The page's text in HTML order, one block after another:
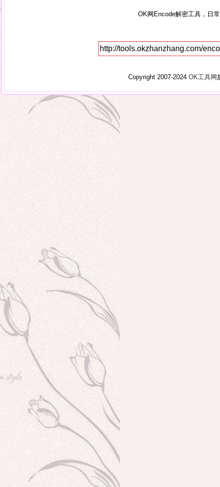
OK网Encode解密工具，日
Copyright 2007-2024 OK工具网